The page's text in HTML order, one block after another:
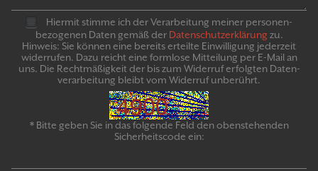
Hiermit stimme ich der Verarbeitung meiner personen­
bezogenen Daten gemäß der Daten­schutz­er­klär­ung zu.
Hinweis: Sie können eine bereits erteilte Ein­willigung jeder­zeit
widerrufen. Dazu reicht eine formlose Mitteilung per E-Mail an
uns. Die Recht­mäßigkeit der bis zum Widerruf erfolgten Daten­
verarbeitung bleibt vom Wider­ruf un­be­rührt.
* Bitte geben Sie in das folgende Feld den obenstehenden
Sicherheitscode ein: